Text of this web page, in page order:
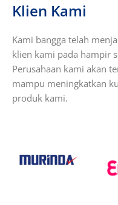
Klien Kami
Kami bangga telah
klien kami pada hampir
Perusahaan kami akan
mampu meningkatkan
produk kami.